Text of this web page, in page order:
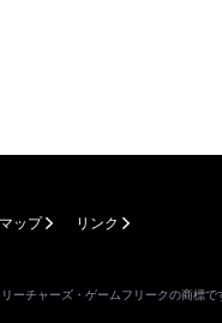
ップ リンク
ーチャーズ・ゲームフリークの商標で